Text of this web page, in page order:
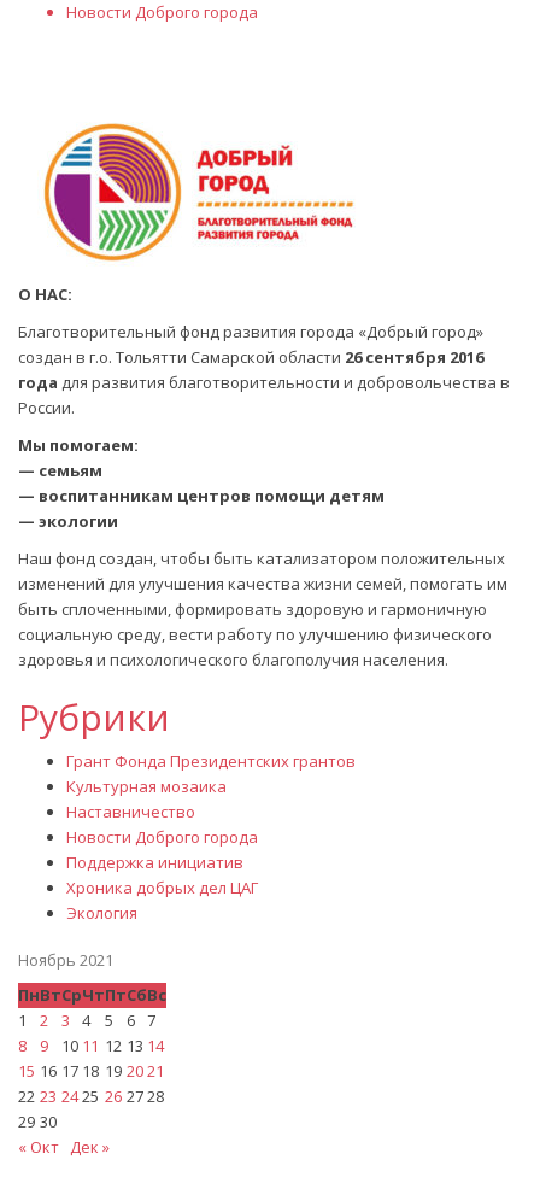
Новости Доброго города
О НАС:
Благотворительный фонд развития города «Добрый город»
создан в г.о. Тольятти Самарской области 26 сентября 2016
года для развития благотворительности и добровольчества в
России.
Мы помогаем:
— семьям
— воспитанникам центров помощи детям
— экологии
Наш фонд создан, чтобы быть катализатором положительных
изменений для улучшения качества жизни семей, помогать им
быть сплоченными, формировать здоровую и гармоничную
социальную среду, вести работу по улучшению физического
здоровья и психологического благополучия населения.
Рубрики
Грант Фонда Президентских грантов
Культурная мозаика
Наставничество
Новости Доброго города
Поддержка инициатив
Хроника добрых дел ЦАГ
Экология
Ноябрь 2021
ПнВтСрЧтПтСбВс
1
2 3 4 5 6 7
8
9 10 11 12 13 14
15 16 17 18 19 2021
22 23 2425 26 2728
29 30
« Окт Дек »